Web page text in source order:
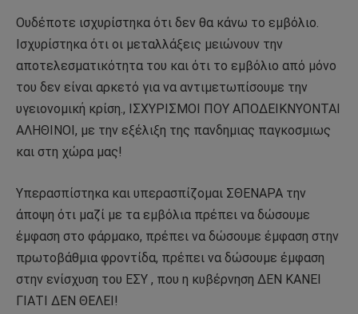
Ουδέποτε ισχυρίστηκα ότι δεν θα κάνω το εμβόλιο.
Ισχυρίστηκα ότι οι μεταλλάξεις μειώνουν την
αποτελεσματικότητα του και ότι το εμβόλιο από μόνο
του δεν είναι αρκετό για να αντιμετωπίσουμε την
υγειονομική κρίση., ΙΣΧΥΡΙΣΜΟΙ ΠΟΥ ΑΠΟΔΕΙΚΝΥΟΝΤΑΙ
ΑΛΗΘΙΝΟΙ, με την εξέλιξη της πανδημιας παγκοσμιως
και στη χώρα μας!
Υπερασπίστηκα και υπερασπίζομαι ΣΘΕΝΑΡΑ την
άποψη ότι μαζί με τα εμβόλια πρέπει να δώσουμε
έμφαση στο φάρμακο, πρέπει να δώσουμε έμφαση στην
πρωτοβάθμια φροντίδα, πρέπει να δώσουμε έμφαση
στην ενίσχυση του ΕΣΥ , που η κυβέρνηση ΔΕΝ ΚΑΝΕΙ
ΓΙΑΤΙ ΔΕΝ ΘΕΛΕΙ!